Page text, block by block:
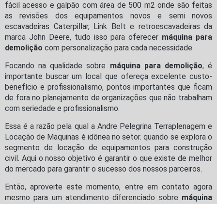
fácil acesso e galpão com área de 500 m2 onde são feitas
as revisões dos equipamentos novos e semi novos
escavadeiras Caterpillar, Link Belt e retroescavadeiras da
marca John Deere, tudo isso para oferecer máquina para
demolição com personalização para cada necessidade.
Focando na qualidade sobre máquina para demolição, é
importante buscar um local que ofereça excelente custo-
benefício e profissionalismo, pontos importantes que ficam
de fora no planejamento de organizações que não trabalham
com seriedade e profissionalismo.
Essa é a razão pela qual a Andre Pelegrina Terraplenagem e
Locação de Maquinas é idônea no setor. quando se explora o
segmento de locação de equipamentos para construção
civil. Aqui o nosso objetivo é garantir o que existe de melhor
do mercado para garantir o sucesso dos nossos parceiros.
Então, aproveite este momento, entre em contato agora
mesmo para um atendimento diferenciado sobre máquina